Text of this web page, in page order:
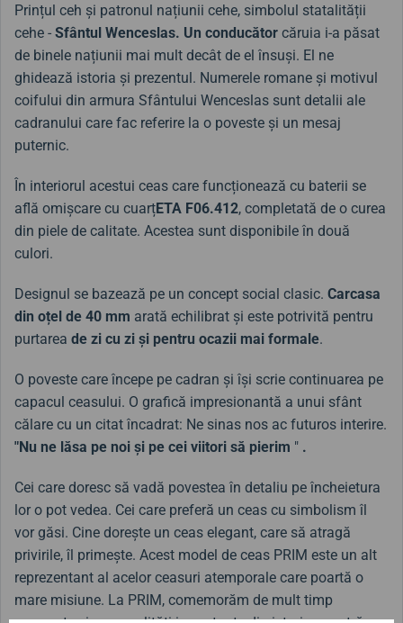
Prințul ceh și patronul națiunii cehe, simbolul statalității
cehe - Sfântul Wenceslas. Un conducător căruia i-a păsat
de binele națiunii mai mult decât de el însuși. El ne
ghidează istoria și prezentul. Numerele romane și motivul
coifului din armura Sfântului Wenceslas sunt detalii ale
cadranului care fac referire la o poveste și un mesaj
puternic.
În interiorul acestui ceas care funcționează cu baterii se
află omișcare cu cuarțETA F06.412, completată de o curea
din piele de calitate. Acestea sunt disponibile în două
culori.
Designul se bazează pe un concept social clasic. Carcasa
din oțel de 40 mm arată echilibrat și este potrivită pentru
purtarea de zi cu zi și pentru ocazii mai formale.
O poveste care începe pe cadran și își scrie continuarea pe
capacul ceasului. O grafică impresionantă a unui sfânt
călare cu un citat încadrat: Ne sinas nos ac futuros interire.
"Nu ne lăsa pe noi și pe cei viitori să pierim " .
Cei care doresc să vadă povestea în detaliu pe încheietura
lor o pot vedea. Cei care preferă un ceas cu simbolism îl
vor găsi. Cine dorește un ceas elegant, care să atragă
privirile, îl primește. Acest model de ceas PRIM este un alt
reprezentant al acelor ceasuri atemporale care poartă o
mare misiune. La PRIM, comemorăm de mult timp